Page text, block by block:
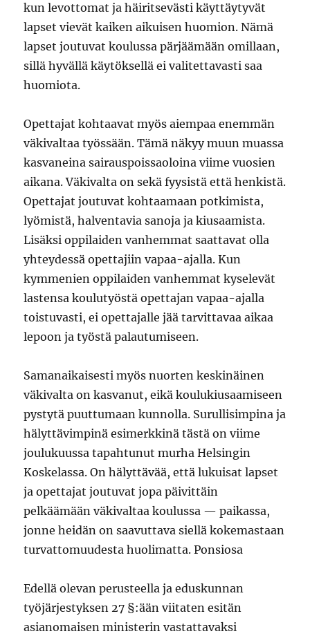
kun levottomat ja häiritsevästi käyttäytyvät
lapset vievät kaiken aikuisen huomion. Nämä
lapset joutuvat koulussa pärjäämään omillaan,
sillä hyvällä käytöksellä ei valitettavasti saa
huomiota.
Opettajat kohtaavat myös aiempaa enemmän
väkivaltaa työssään. Tämä näkyy muun muassa
kasvaneina sairauspoissaoloina viime vuosien
aikana. Väkivalta on sekä fyysistä että henkistä.
Opettajat joutuvat kohtaamaan potkimista,
lyömistä, halventavia sanoja ja kiusaamista.
Lisäksi oppilaiden vanhemmat saattavat olla
yhteydessä opettajiin vapaa-ajalla. Kun
kymmenien oppilaiden vanhemmat kyselevät
lastensa koulutyöstä opettajan vapaa-ajalla
toistuvasti, ei opettajalle jää tarvittavaa aikaa
lepoon ja työstä palautumiseen.
Samanaikaisesti myös nuorten keskinäinen
väkivalta on kasvanut, eikä koulukiusaamiseen
pystytä puuttumaan kunnolla. Surullisimpina ja
hälyttävimpinä esimerkkinä tästä on viime
joulukuussa tapahtunut murha Helsingin
Koskelassa. On hälyttävää, että lukuisat lapset
ja opettajat joutuvat jopa päivittäin
pelkäämään väkivaltaa koulussa — paikassa,
jonne heidän on saavuttava siellä kokemastaan
turvattomuudesta huolimatta. Ponsiosa
Edellä olevan perusteella ja eduskunnan
työjärjestyksen 27 §:ään viitaten esitän
asianomaisen ministerin vastattavaksi